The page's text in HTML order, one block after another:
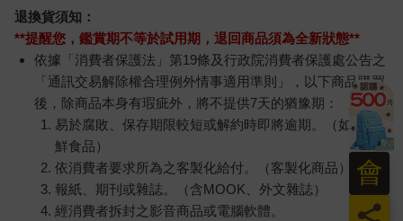
退換貨須知：
**提醒您，鑑賞期不等於試用期，退回商品須為全新狀態**
依據「消費者保護法」第19條及行政院消費者保護處公告之
「通訊交易解除權合理例外情事適用準則」，以下商品購買
後，除商品本身有瑕疵外，將不提供7天的猶豫期：
易於腐敗、保存期限較短或解約時即將逾期。（如：生
鮮食品）
依消費者要求所為之客製化給付。（客製化商品）
報紙、期刊或雜誌。（含MOOK、外文雜誌）
經消費者拆封之影音商品或電腦軟體。
員
會